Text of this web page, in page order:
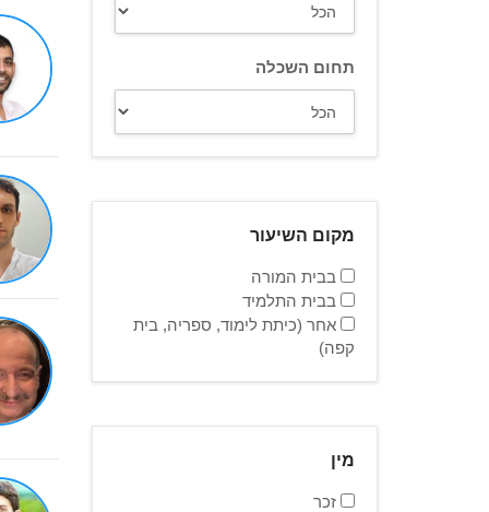
תחום השכלה
מקום השיעור
בבית המורה
בבית התלמיד
אחר (כיתת לימוד, ספריה, בית
קפה)
מין
זכר